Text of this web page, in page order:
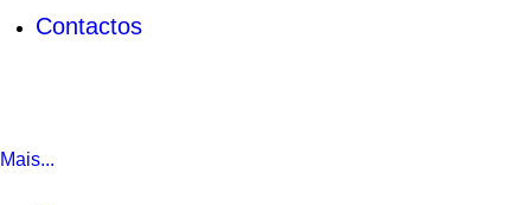
Contactos
Mais...